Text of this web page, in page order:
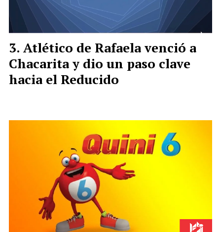
Atlético de Rafaela venció a
Chacarita y dio un paso clave
hacia el Reducido